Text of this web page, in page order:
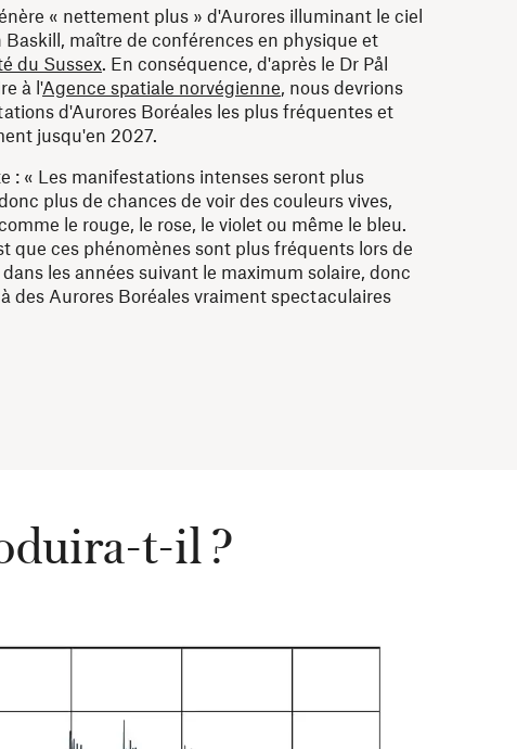
« nettement plus » d'Aurores illuminant le ciel
maître de conférences en physique et
du Sussex . En conséquence, d'après le Dr Pål
à l'Agence spatiale norvégienne , nous devrions
d'Aurores Boréales les plus fréquentes et
jusqu'en 2027.
: « Les manifestations intenses seront plus
plus de chances de voir des couleurs vives,
le rouge, le rose, le violet ou même le bleu.
que ces phénomènes sont plus fréquents lors de
les années suivant le maximum solaire, donc
des Aurores Boréales vraiment spectaculaires
t-il ?